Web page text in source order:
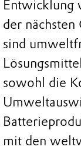
Entwicklung
der
sind
sowohl die
mit den